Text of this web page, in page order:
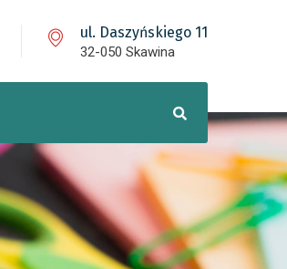
ul. Daszyńskiego 11
32-050 Skawina